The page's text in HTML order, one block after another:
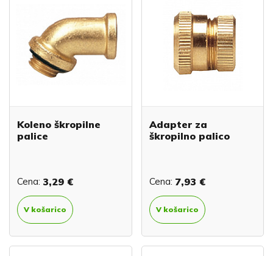
Koleno škropilne
palice
Cena: 3,29 €
V košarico
Adapter za
škropilno palico
Cena: 7,93 €
V košarico